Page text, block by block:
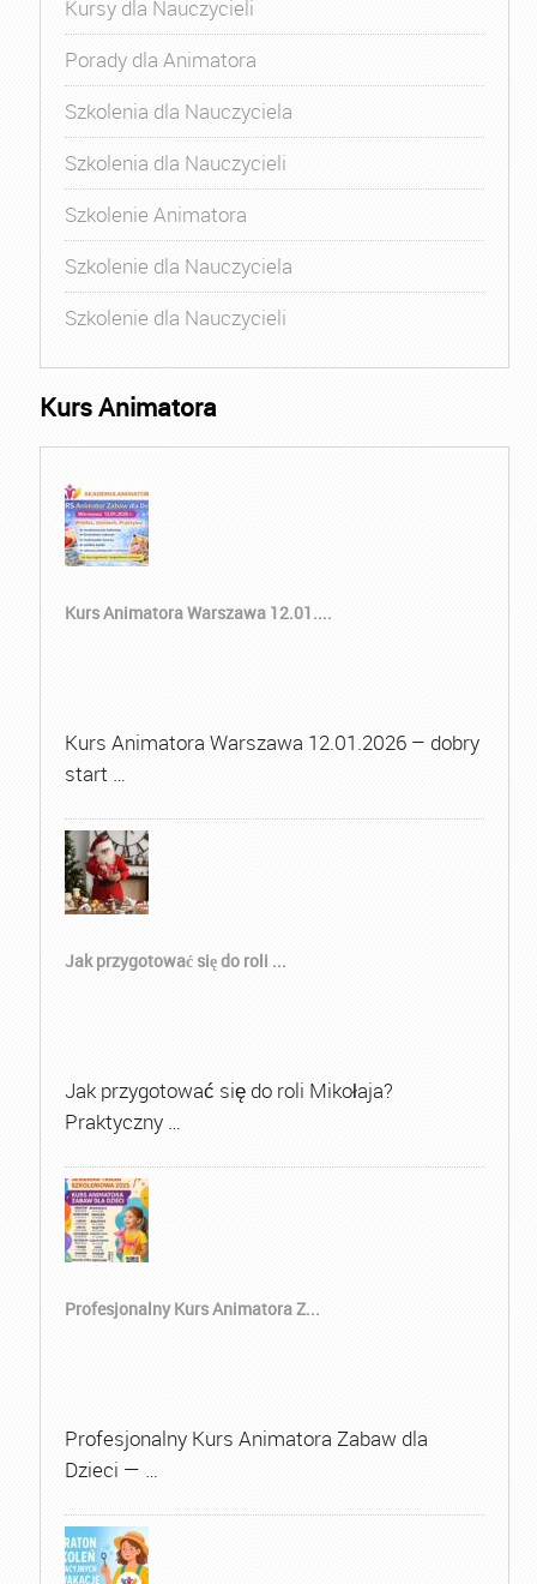
Kursy dla Nauczycieli
Porady dla Animatora
Szkolenia dla Nauczyciela
Szkolenia dla Nauczycieli
Szkolenie Animatora
Szkolenie dla Nauczyciela
Szkolenie dla Nauczycieli
Kurs Animatora
Kurs Animatora Warszawa 12.01....
Kurs Animatora Warszawa 12.01.2026 – dobry
start …
Jak przygotować się do roli ...
Jak przygotować się do roli Mikołaja?
Praktyczny …
Profesjonalny Kurs Animatora Z...
Profesjonalny Kurs Animatora Zabaw dla
Dzieci — …